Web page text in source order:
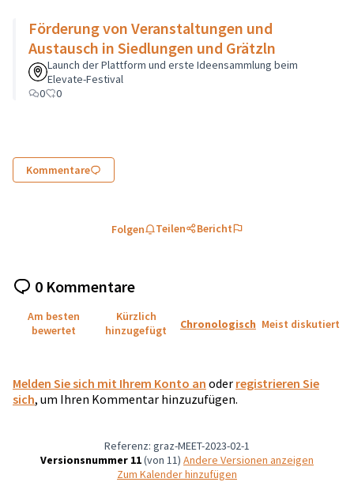
Förderung von Veranstaltungen und
Austausch in Siedlungen und Grätzln
Launch der Plattform und erste Ideensammlung beim
Elevate-Festival
0
0
Kommentare
Folgen Teilen Bericht
0 Kommentare
Am besten
bewertet
Kürzlich
hinzugefügt
Chronologisch Meist diskutiert
Melden Sie sich mit Ihrem Konto an oder registrieren Sie
sich, um Ihren Kommentar hinzuzufügen.
Referenz: graz-MEET-2023-02-1
Versionsnummer 11(von 11)
Andere Versionen anzeigen
Zum Kalender hinzufügen